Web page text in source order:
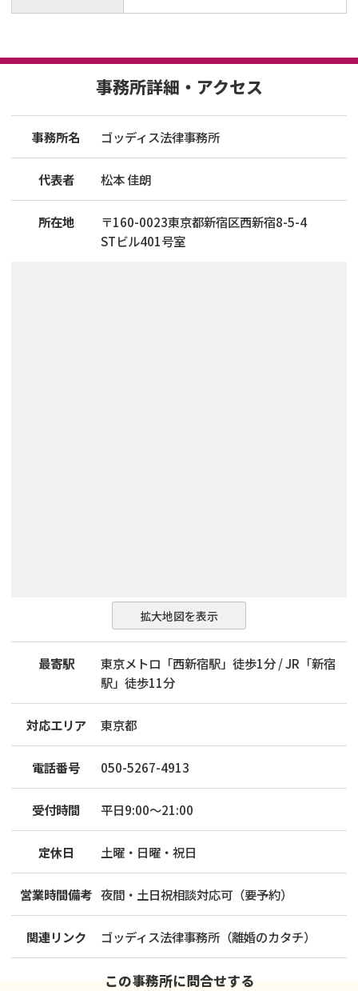
事務所詳細・アクセス
事務所名 ゴッディス法律事務所
代表者 松本 佳朗
所在地 〒160-0023東京都新宿区西新宿8-5-4
STビル401号室
拡大地図を表示
最寄駅
東京メトロ「西新宿駅」徒歩1分 / JR「新宿
駅」徒歩11分
対応エリア 東京都
電話番号 050-5267-4913
受付時間 平日9:00～21:00
定休日 土曜・日曜・祝日
営業時間備考 夜間・土日祝相談対応可（要予約）
関連リンク ゴッディス法律事務所（離婚のカタチ）
この事務所に問合せする